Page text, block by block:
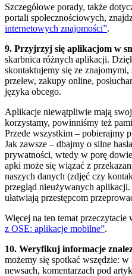
Szczegółowe porady, także
portali społecznościowych,
internetowych znajomości”.
9. Przyjrzyj się aplikacjom w
skarbnica różnych aplikacji.
skontaktujemy się ze
przelew, zakupy online,
języka obcego.
Aplikacje niewątpliwie mają
korzystamy, powinniśmy też
Przede wszystkim – pobierajmy
Jak zawsze – dbajmy o silne
prywatności, wtedy w porę
apki może się wiązać z
naszych danych (zdjęć czy
przegląd nieużywanych
ułatwiają przestępcom
Więcej na ten temat przeczytacie
z OSE: aplikacje mobilne”.
10. Weryfikuj informacje
możemy się spotkać wszędzie: w
newsach, komentarzach pod